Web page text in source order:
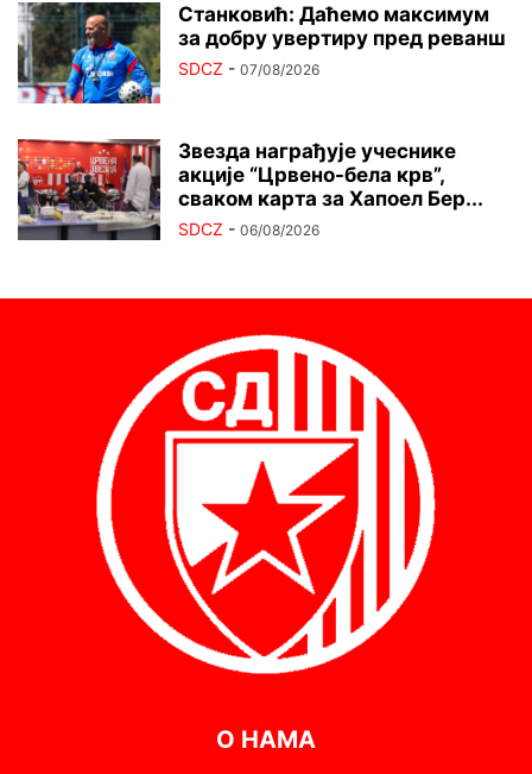
Станковић: Даћемо максимум
за добру увертиру пред реванш
SDCZ - 07/08/2026
Звезда награђује учеснике
акције “Црвено-бела крв”,
сваком карта за Хапоел Бер...
SDCZ - 06/08/2026
О НАМА